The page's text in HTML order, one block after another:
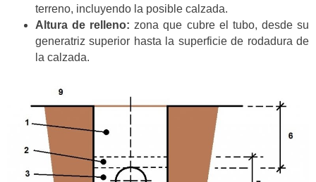
terreno, incluyendo la posible calzada.
Altura de relleno: zona que cubre el tubo, desde su
generatriz superior hasta la superficie de rodadura de
la calzada.